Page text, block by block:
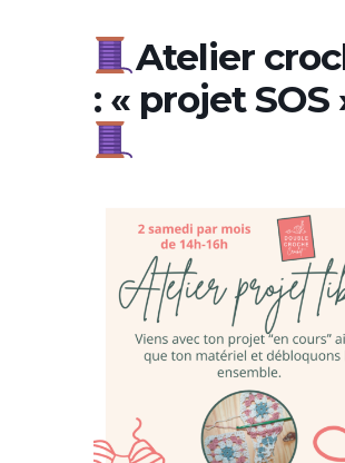
Atelier
: « projet SOS